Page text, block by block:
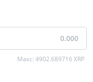
Макс:4902.689716 XRP